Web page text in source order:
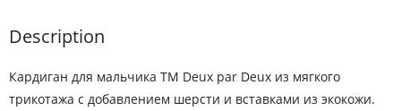
Description
Кардиган для мальчика ТМ Deux par Deux из мягкого
трикотажа с добавлением шерсти и вставками из экокожи.